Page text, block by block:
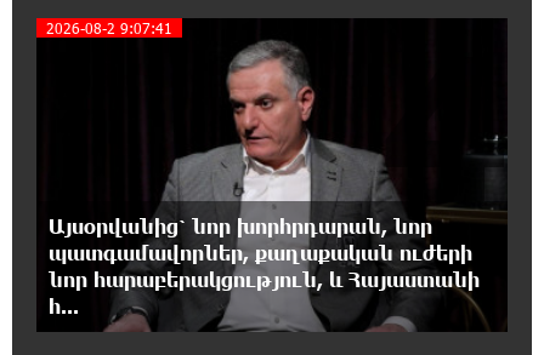
Վեհափառ Հայրապետը աղոթք է հնչեցնում
17:31:07 7-08-2026
Վեհափառի հանդեպ տիտանական
ապօրինություն կա, անասելի ցավ եմ զգում.
17:30:48 7-08-2026
Արժանապատիվ դատավորը ինքնաբացարկ
հայտնեց և հրաժարվեց քննել գործն ու
2026-08-2 9:07:41
Այսօրվանից՝ նոր խորհրդարան, նոր
պատգամավորներ, քաղաքական ուժերի
նոր հարաբերակցություն, և Հայաստանի
հ...
4